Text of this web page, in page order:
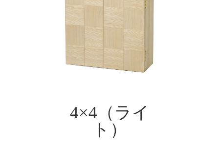
4×4（ライ
ト）